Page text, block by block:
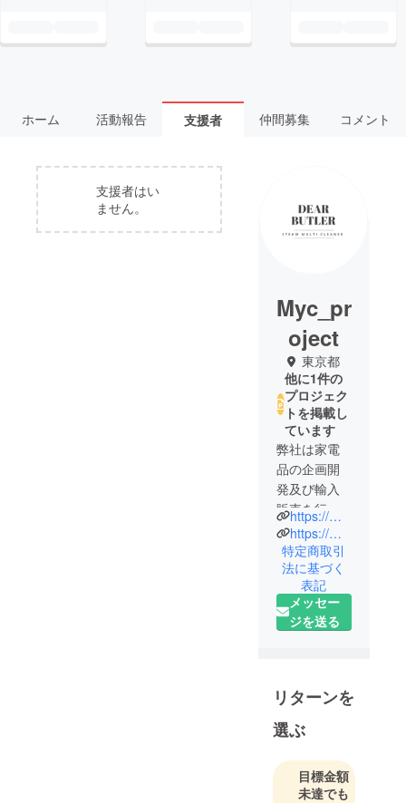
ホーム 活動報告 支援者 仲間募集 コメント
支援者はい
ません。
Myc_pr
oject
東京都
他に1件の
プロジェク
トを掲載し
ています
弊社は家電
品の企画開
発及び輸入
販売を行っ
ておりま
す。
単に既存製
品を輸入販
売するので
はなく、日
せてローカ
ライズ
し発売して
https://myc-info.com
https://mycofficial.thebase.in/
特定商取引
法に基づく
表記
メッセー
ジを送る
リターンを
選ぶ
目標金額
未達でも